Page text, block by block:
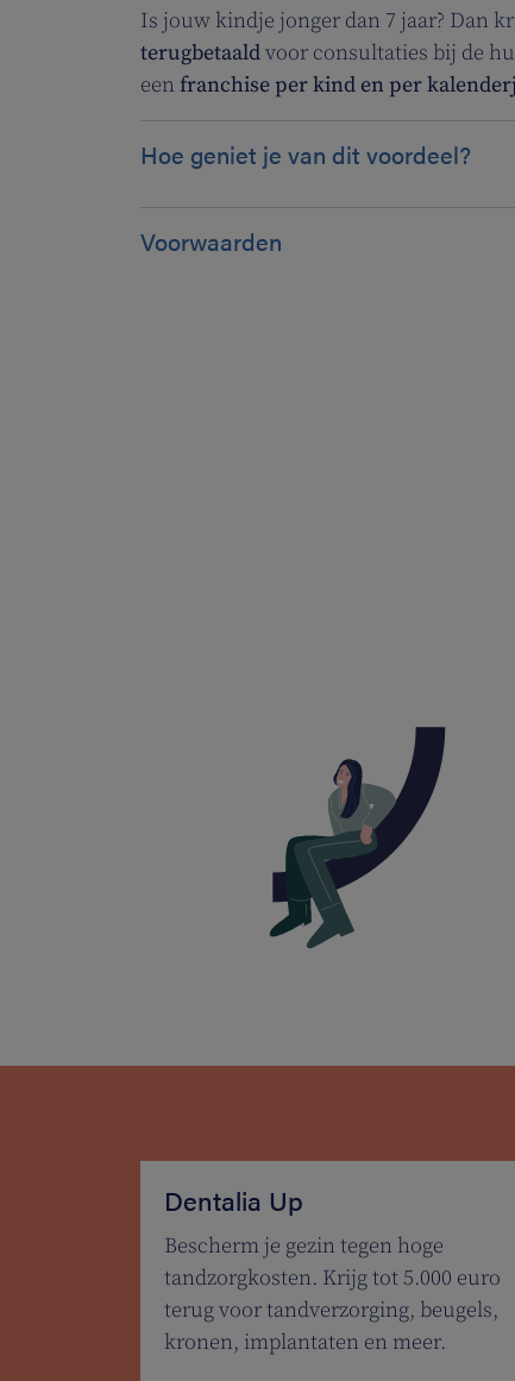
Is jouw kindje jonger dan 7 jaar? Dan
terugbetaaldvoor consultaties bij de
een franchise per kind en per
Hoe geniet je van dit voordeel?
Voorwaarden
Dentalia Up
Bescherm je gezin tegen hoge
tandzorgkosten. Krijg tot 5.000 euro
terug voor tandverzorging, beugels,
kronen, implantaten en meer.